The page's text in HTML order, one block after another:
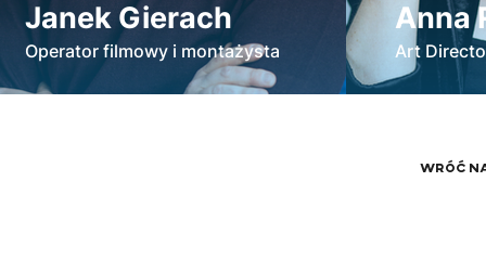
Janek Gierach
Operator filmowy i montażysta
Anna
Art
WRÓĆ